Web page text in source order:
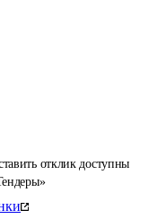
отклик доступны